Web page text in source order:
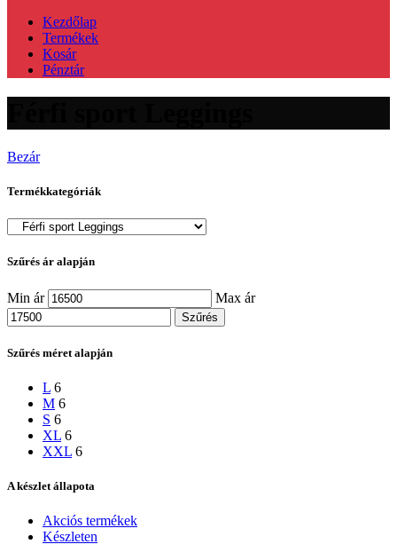
Kezdőlap
Termékek
Kosár
Pénztár
Bezár
Termékkategóriák
Szűrés ár alapján
Min ár Max ár
Szűrés
Szűrés méret alapján
L 6
M 6
S 6
XL 6
XXL 6
A készlet állapota
Akciós termékek
Készleten